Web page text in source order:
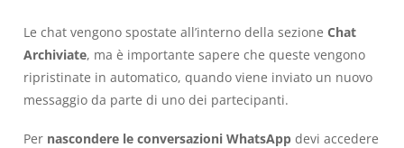
Le chat vengono spostate all’interno della sezione Chat
Archiviate, ma è importante sapere che queste vengono
ripristinate in automatico, quando viene inviato un nuovo
messaggio da parte di uno dei partecipanti.
Per nascondere le conversazioni WhatsApp devi accedere